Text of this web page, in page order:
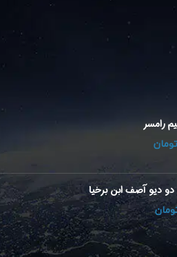
رامسر
تومان
دو دیو آصف ابن برخیا